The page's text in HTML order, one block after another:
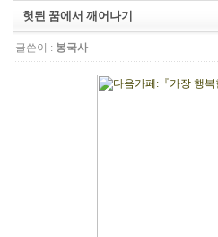
헛된 꿈에서 깨어나기
글쓴이 : 봉국사